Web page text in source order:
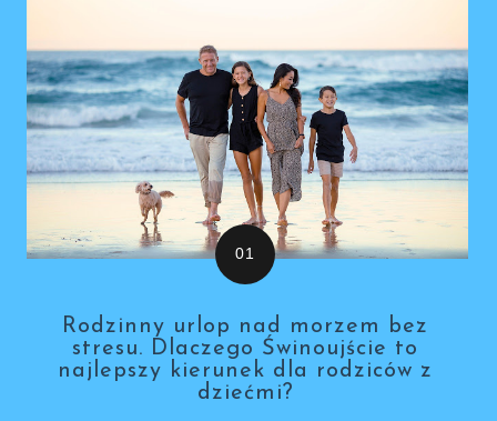
Rodzinny urlop nad morzem bez
stresu. Dlaczego Świnoujście to
najlepszy kierunek dla rodziców z
dziećmi?